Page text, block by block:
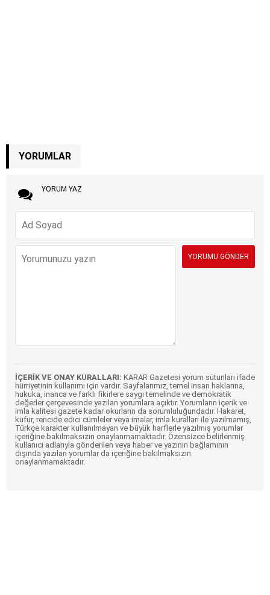
YORUMLAR
YORUM YAZ
İÇERİK VE ONAY KURALLARI: KARAR Gazetesi yorum sütunları ifade
hürriyetinin kullanımı için vardır. Sayfalarımız, temel insan haklarına,
hukuka, inanca ve farklı fikirlere saygı temelinde ve demokratik
değerler çerçevesinde yazılan yorumlara açıktır. Yorumların içerik ve
imla kalitesi gazete kadar okurların da sorumluluğundadır. Hakaret,
küfür, rencide edici cümleler veya imalar, imla kuralları ile yazılmamış,
Türkçe karakter kullanılmayan ve büyük harflerle yazılmış yorumlar
içeriğine bakılmaksızın onaylanmamaktadır. Özensizce belirlenmiş
kullanıcı adlarıyla gönderilen veya haber ve yazının bağlamının
dışında yazılan yorumlar da içeriğine bakılmaksızın
onaylanmamaktadır.